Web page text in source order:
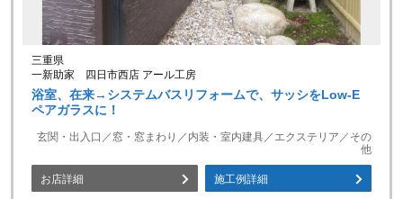
三重県
一新助家 四日市西店 アール工房
浴室、在来→システムバスリフォームで、サッシをLow-E
ペアガラスに！
玄関・出入口／窓・窓まわり／内装・室内建具／エクステリア／その
他
お店詳細 施工例詳細